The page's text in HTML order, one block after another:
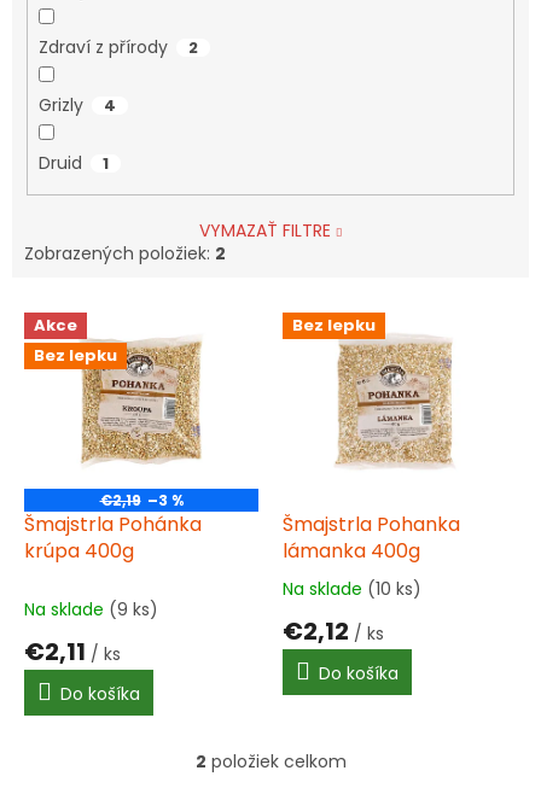
Zdraví z přírody 2
Grizly 4
Druid 1
VYMAZAŤ FILTRE
Zobrazených položiek: 2
V
p
o
d
Akce
Bez lepku
€2,19 –3 %
Šmajstrla Pohánka
krúpa 400g
Na sklade (9 ks)
€2,11 / ks
Do košíka
Bez lepku
Šmajstrla Pohanka
lámanka 400g
Priemerné
produktu
5,0
hviezdičiek.
Na sklade (10 ks)
€2,12 / ks
Do košíka
O
2 položiek celkom